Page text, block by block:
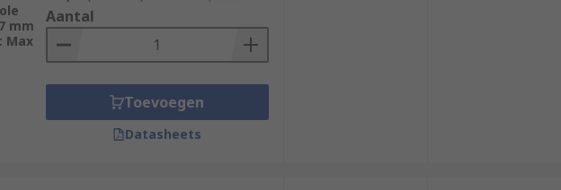
mm
Max
Aantal
Toevoegen
Datasheets